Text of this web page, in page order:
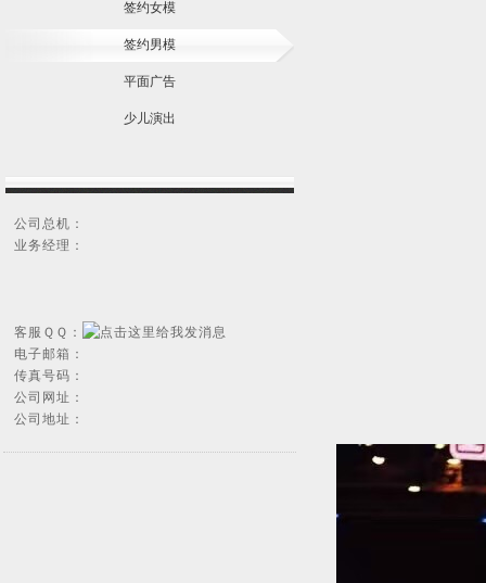
签约女模
签约男模
平面广告
少儿演出
公司总机：
业务经理：
客服ＱＱ：
电子邮箱：
传真号码：
公司网址：
公司地址：